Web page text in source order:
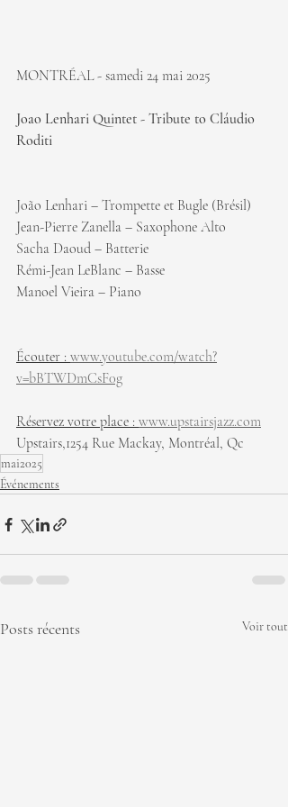
MONTRÉAL - samedi 24 mai 2025
Joao Lenhari Quintet - Tribute to Cláudio
Roditi
João Lenhari – Trompette et Bugle (Brésil)
Jean-Pierre Zanella – Saxophone Alto
Sacha Daoud – Batterie
Rémi-Jean LeBlanc – Basse
Manoel Vieira – Piano
Écouter : www.youtube.com/watch?
v=bBTWDmCsF0g
Réservez votre place : www.upstairsjazz.com
Upstairs,1254 Rue Mackay, Montréal, Qc
mai2025
Événements
Posts récents Voir tout